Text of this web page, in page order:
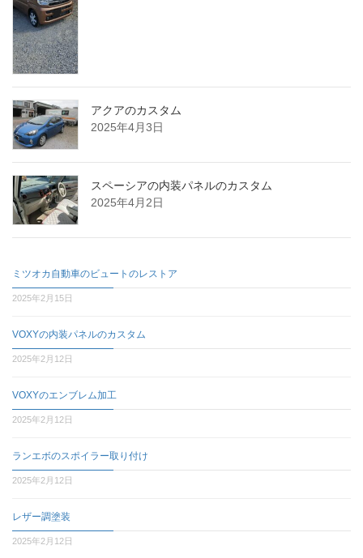
アクアのカスタム
2025年4月3日
スペーシアの内装パネルのカスタム
2025年4月2日
ミツオカ自動車のビュートのレストア
2025年2月15日
VOXYの内装パネルのカスタム
2025年2月12日
VOXYのエンブレム加工
2025年2月12日
ランエボのスポイラー取り付け
2025年2月12日
レザー調塗装
2025年2月12日